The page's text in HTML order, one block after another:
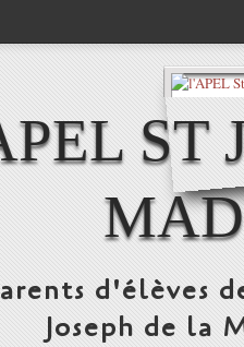
ST
d'élèves
Joseph de la